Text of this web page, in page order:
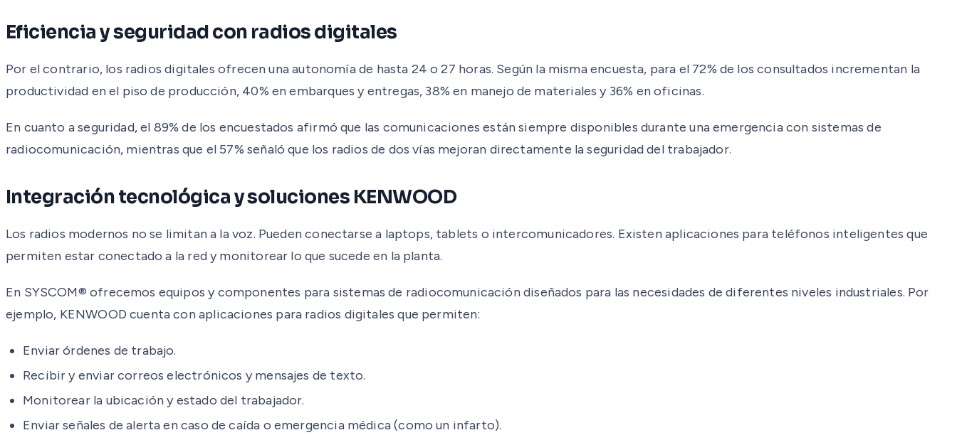
Eficiencia y seguridad con radios digitales
Por el contrario, los radios digitales ofrecen una autonomía de hasta 24 o 27 horas. Según la misma encuesta, para el 72% de los consultados incrementan la
productividad en el piso de producción, 40% en embarques y entregas, 38% en manejo de materiales y 36% en oficinas.
En cuanto a seguridad, el 89% de los encuestados afirmó que las comunicaciones están siempre disponibles durante una emergencia con sistemas de
radiocomunicación, mientras que el 57% señaló que los radios de dos vías mejoran directamente la seguridad del trabajador.
Integración tecnológica y soluciones KENWOOD
Los radios modernos no se limitan a la voz. Pueden conectarse a laptops, tablets o intercomunicadores. Existen aplicaciones para teléfonos inteligentes que
permiten estar conectado a la red y monitorear lo que sucede en la planta.
En SYSCOM® ofrecemos equipos y componentes para sistemas de radiocomunicación diseñados para las necesidades de diferentes niveles industriales. Por
ejemplo, KENWOOD cuenta con aplicaciones para radios digitales que permiten:
Enviar órdenes de trabajo.
Recibir y enviar correos electrónicos y mensajes de texto.
Monitorear la ubicación y estado del trabajador.
Enviar señales de alerta en caso de caída o emergencia médica (como un infarto).